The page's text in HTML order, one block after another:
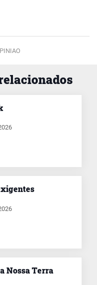
Nossa Terra